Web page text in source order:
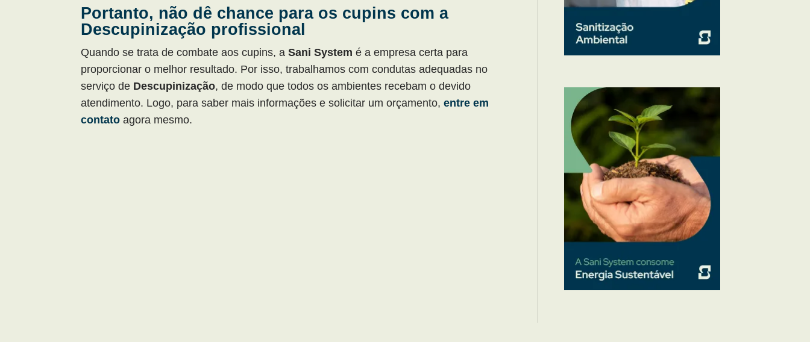
Portanto, não dê chance para os cupins com a
Descupinização profissional
Quando se trata de combate aos cupins, aSani System é a empresa certa para
proporcionar o melhor resultado. Por isso, trabalhamos com condutas adequadas no
serviço de Descupinização, de modo que todos os ambientes recebam o devido
atendimento. Logo, para saber mais informações e solicitar um orçamento,entre em
contato agora mesmo.